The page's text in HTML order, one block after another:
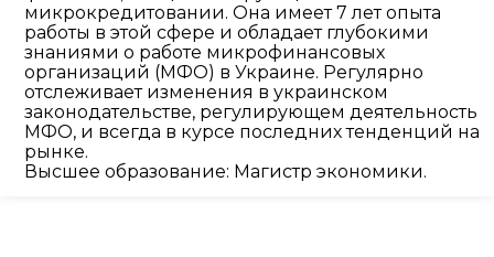
микрокредитовании. Она имеет 7 лет опыта
работы в этой сфере и обладает глубокими
знаниями о работе микрофинансовых
организаций (МФО) в Украине. Регулярно
отслеживает изменения в украинском
законодательстве, регулирующем деятельность
МФО, и всегда в курсе последних тенденций на
рынке.
Высшее образование: Магистр экономики.